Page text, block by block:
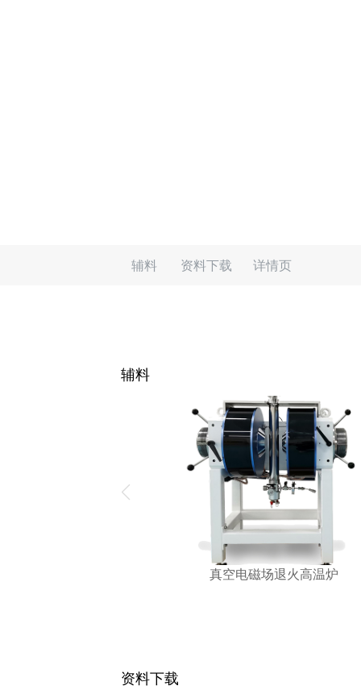
辅料 资料下载 详情页
辅料
真空电磁场退火高温炉
资料下载